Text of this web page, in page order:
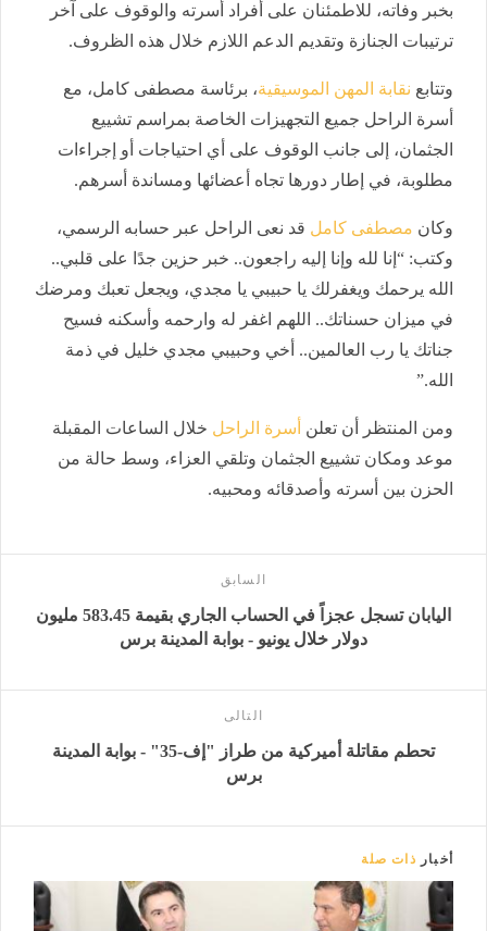
بخبر وفاته، للاطمئنان على أفراد أسرته والوقوف على آخر
ترتيبات الجنازة وتقديم الدعم اللازم خلال هذه الظروف.
وتتابع نقابة المهن الموسيقية، برئاسة مصطفى كامل، مع
أسرة الراحل جميع التجهيزات الخاصة بمراسم تشييع
الجثمان، إلى جانب الوقوف على أي احتياجات أو إجراءات
مطلوبة، في إطار دورها تجاه أعضائها ومساندة أسرهم.
وكان مصطفى كامل قد نعى الراحل عبر حسابه الرسمي،
وكتب: “إنا لله وإنا إليه راجعون.. خبر حزين جدًا على قلبي..
الله يرحمك ويغفرلك يا حبيبي يا مجدي، ويجعل تعبك ومرضك
في ميزان حسناتك.. اللهم اغفر له وارحمه وأسكنه فسيح
جناتك يا رب العالمين.. أخي وحبيبي مجدي خليل في ذمة
الله.”
ومن المنتظر أن تعلن أسرة الراحل خلال الساعات المقبلة
موعد ومكان تشييع الجثمان وتلقي العزاء، وسط حالة من
الحزن بين أسرته وأصدقائه ومحبيه.
السابق
اليابان تسجل عجزاً في الحساب الجاري بقيمة 583.45 مليون
دولار خلال يونيو - بوابة المدينة برس
التالى
تحطم مقاتلة أميركية من طراز "إف-35" - بوابة المدينة
برس
أخبار ذات صلة